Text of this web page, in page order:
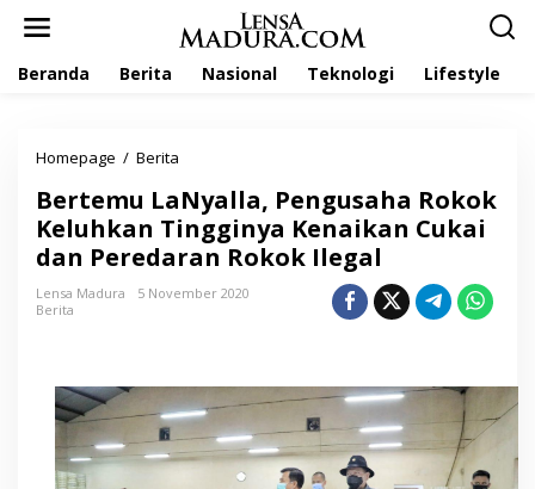
Beranda Berita Nasional Teknologi Lifestyle
Homepage / Berita
t
e
m
u
a
l
l
a
Bertemu LaNyalla, Pengusaha Rokok
Keluhkan Tingginya Kenaikan Cukai
dan Peredaran Rokok Ilegal
Lensa Madura
5 November 2020
Berita